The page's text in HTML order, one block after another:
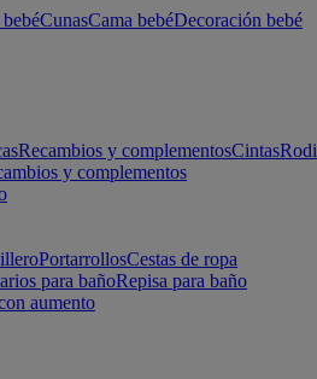
CunasCama bebéDecoración bebé
Recambios y complementosCintas
y complementos
PortarrollosCestas de ropa
para bañoRepisa para baño
aumento